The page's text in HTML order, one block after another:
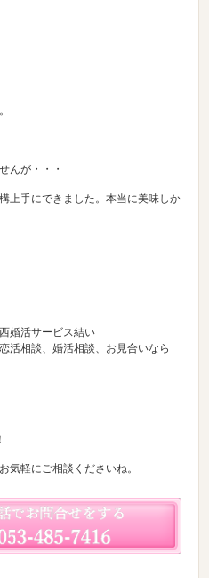
んが・・・
上手にできました。本当に美味しか
婚活サービス結い
活相談、婚活相談、お見合いなら
気軽にご相談くださいね。